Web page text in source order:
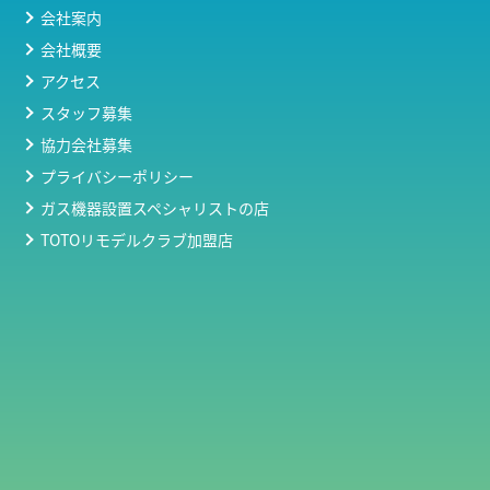
会社案内
会社概要
アクセス
スタッフ募集
協力会社募集
プライバシーポリシー
ガス機器設置スペシャリストの店
TOTOリモデルクラブ加盟店